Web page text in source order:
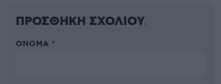
ΠΡΟΣΘΗΚΗ ΣΧΟΛΙΟΥ
ΌΝΟΜΑ *